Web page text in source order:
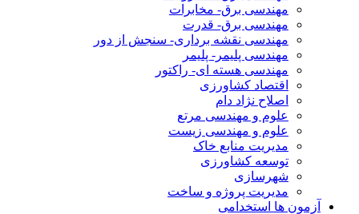
مهندسی برق- مخابرات
مهندسی برق- قدرت
مهندسی نقشه برداری- سنجش از دور
مهندسی پلیمر- پلیمر
مهندسی هسته ای- راکتور
اقتصاد کشاورزی
اصلاح نژاد دام
علوم و مهندسی مرتع
علوم و مهندسی زیست
مدیریت منابع خاک
توسعه کشاورزی
شهرسازی
مدیریت پروژه و ساخت
آزمون ها استخدامی